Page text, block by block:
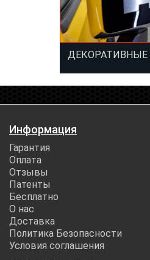
Информация
Гарантия
Оплата
Отзывы
Патенты
Бесплатно
О нас
Доставка
Политика Безопасности
Условия соглашения